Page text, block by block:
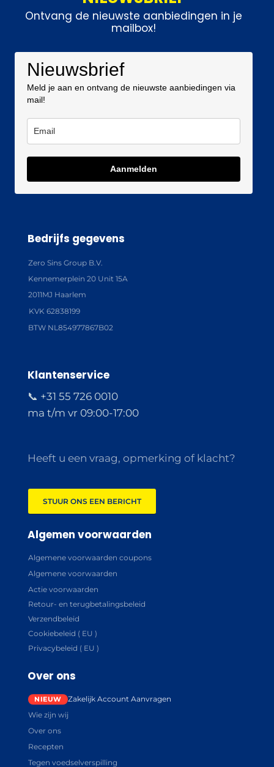
Ontvang de nieuwste aanbiedingen in je
mailbox!
Nieuwsbrief
Meld je aan en ontvang de nieuwste aanbiedingen via
mail!
Aanmelden
Bedrijfs gegevens
Zero Sins Group B.V.
Kennemerplein 20 Unit 15A
2011MJ Haarlem
KVK 62838199
BTW NL854977867B02
Klantenservice
📞 +31 55 726 0010
ma t/m vr 09:00-17:00
Heeft u een vraag, opmerking of klacht?
STUUR ONS EEN BERICHT
Algemen voorwaarden
Algemene voorwaarden coupons
Algemene voorwaarden
Actie voorwaarden
Retour- en terugbetalingsbeleid
Verzendbeleid
Cookiebeleid ( EU )
Privacybeleid ( EU )
Over ons
Zakelijk Account Aanvragen
Wie zijn wij
Over ons
Recepten
Tegen voedselverspilling